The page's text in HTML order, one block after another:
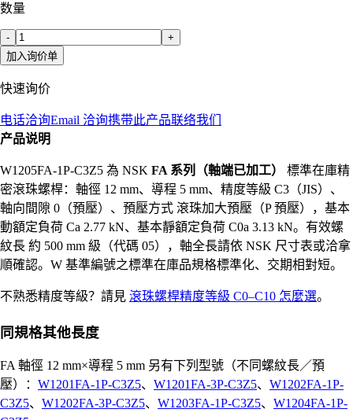
数量
-
+
加入询价单
快速询价
电话洽询Email 洽询携带此产品联络我们
产品说明
W1205FA-1P-C3Z5 為 NSK FA 系列（軸端已加工）
標準在庫精
密滾珠螺桿：軸徑 12 mm、導程 5 mm、精度等級 C3（JIS）、
軸向間隙 0（預壓）、預壓方式 滾珠加大預壓（P 預壓），基本
動額定負荷 Ca 2.77 kN、基本靜額定負荷 C0a 3.13 kN。有效螺
紋長 約 500 mm 級（代碼 05），軸全長請依 NSK 尺寸表或洽拿
順確認。W 基準編號之標準在庫品規格標準化、交期相對短。
不熟悉精度等級？請見 滾珠螺桿精度等級 C0–C10 怎麼選。
同規格其他長度
FA 軸徑 12 mm×導程 5 mm 另有下列型號（不同螺紋長／預
壓）： W1201FA-1P-C3Z5、 W1201FA-3P-C3Z5、 W1202FA-1P-
C3Z5、 W1202FA-3P-C3Z5、 W1203FA-1P-C3Z5、 W1204FA-1P-